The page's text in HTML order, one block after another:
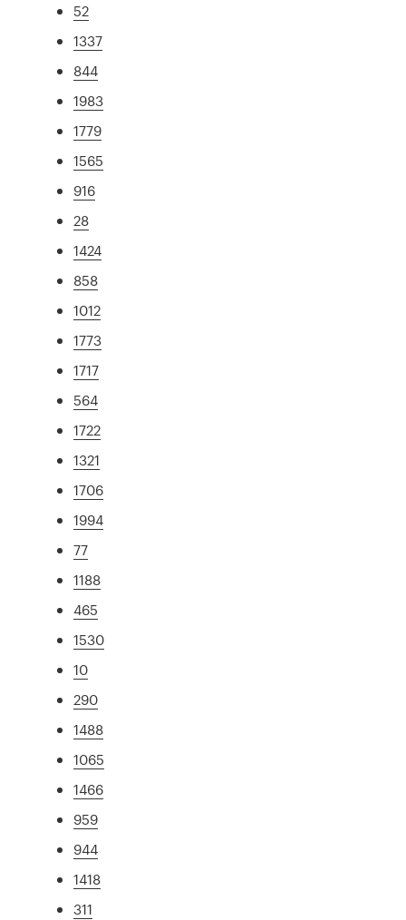
52
1337
844
1983
1779
1565
916
28
1424
858
1012
1773
1717
564
1722
1321
1706
1994
77
1188
465
1530
10
290
1488
1065
1466
959
944
1418
311